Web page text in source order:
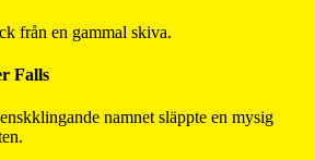
från en gammal skiva.
Falls
namnet släppte en mysig